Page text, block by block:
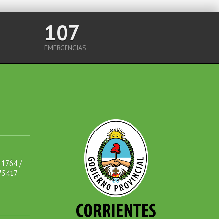
107
EMERGENCIAS
/